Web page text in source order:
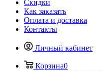
Скидки
Как заказать
Оплата и доставка
Контакты
Личный кабинет
Корзина0